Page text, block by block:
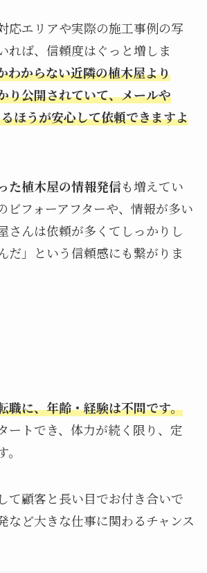
応エリアや実際の施工事例の写
れば、信頼度はぐっと増しま
わからない近隣の植木屋より
り公開されていて、メールや
ほうが安心して依頼できますよ
た植木屋の情報発信も増えてい
ビフォーアフターや、情報が多い
さんは依頼が多くてしっかりし
だ」という信頼感にも繋がりま
職に、年齢・経験は不問です。
ートでき、体力が続く限り、定
て顧客と長い目でお付き合いで
など大きな仕事に関わるチャンス